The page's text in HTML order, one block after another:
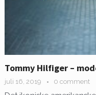
Tommy Hilfiger –
juli 16, 2019 0 comment